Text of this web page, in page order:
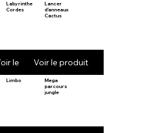
Labyrinthe
Cordes
le produit
Lancer
d’anneaux
Cactus
Voir le produit
Limbo
Mega
parcours
jungle